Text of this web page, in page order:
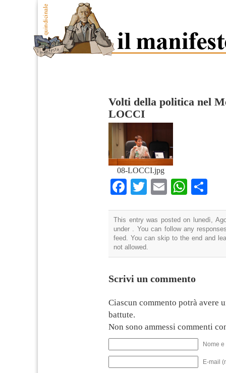
Volti della politica nel
LOCCI
08-LOCCI.jpg
Facebook
TwitterEmail
This entry was posted on lunedì,
under . You can follow any
feed. You can skip to the end and
not allowed.
Scrivi un commento
Ciascun commento potrà avere
battute.
Non sono ammessi commenti
Nome
E-mail